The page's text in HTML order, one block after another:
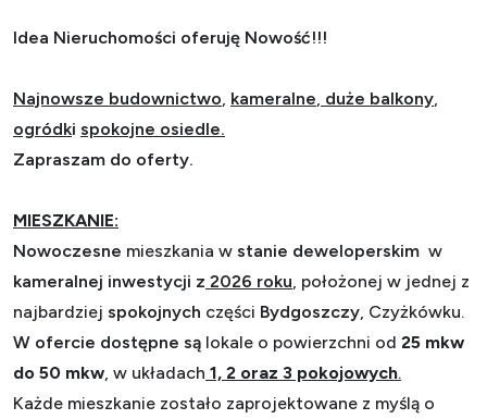
Idea Nieruchomości oferuję Nowość!!!
Najnowsze budownictwo kameralne duże balkony
ogródki spokojne osiedle.
Zapraszam do oferty.
MIESZKANIE:
Nowoczesne mieszkania w stanie deweloperskim w
kameralnej inwestycji z 2026 roku , położonej w jednej z
najbardziej spokojnych części Bydgoszczy Czyżkówku.
W ofercie dostępne są lokale o powierzchni od 25 mkw
do 50 mkw , w układach 1, 2 oraz 3 pokojowych.
Każde mieszkanie zostało zaprojektowane z myślą o